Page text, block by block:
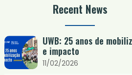
Recent News
UWB: 25 anos de
e impacto
11/02/2026